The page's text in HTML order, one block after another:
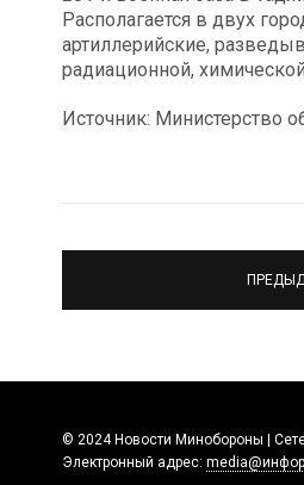
Располагается в двух
артиллерийские,
радиационной,
Источник: Министерство
© 2024 Новости Минобороны |
Электронный адрес: